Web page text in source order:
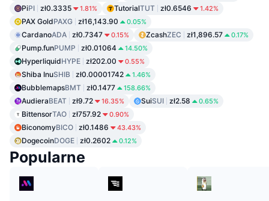
PiPI zł0.3335 1.81% TutorialTUT zł0.6546 1.42%
PAX GoldPAXG zł16,143.90 0.05%
CardanoADA zł0.7347 0.15% ZcashZEC zł1,896.57 0.17%
Pump.funPUMP zł0.01064 14.50%
HyperliquidHYPE zł202.00 0.55%
Shiba InuSHIB zł0.00001742 1.46%
BubblemapsBMT zł0.1477 158.66%
AudieraBEAT zł9.72 16.35% SuiSUI zł2.58 0.65%
BittensorTAO zł757.92 0.90%
BiconomyBICO zł0.1486 43.43%
DogecoinDOGE zł0.2602 0.12%
Popularne